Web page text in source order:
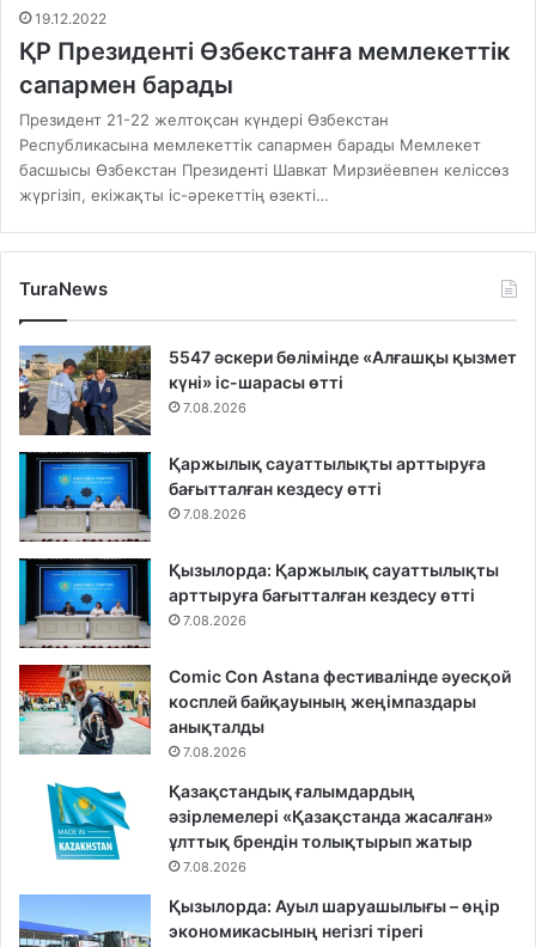
19.12.2022
ҚР Президенті Өзбекстанға мемлекеттік
сапармен барады
Президент 21-22 желтоқсан күндері Өзбекстан
Республикасына мемлекеттік сапармен барады Мемлекет
басшысы Өзбекстан Президенті Шавкат Мирзиёевпен келіссөз
жүргізіп, екіжақты іс-әрекеттің өзекті…
TuraNews
5547 әскери бөлімінде «Алғашқы қызмет
күні» іс-шарасы өтті
7.08.2026
Қаржылық сауаттылықты арттыруға
бағытталған кездесу өтті
7.08.2026
Қызылорда: Қаржылық сауаттылықты
арттыруға бағытталған кездесу өтті
7.08.2026
Comic Con Astana фестивалінде әуесқой
косплей байқауының жеңімпаздары
анықталды
7.08.2026
Қазақстандық ғалымдардың
әзірлемелері «Қазақстанда жасалған»
ұлттық брендін толықтырып жатыр
7.08.2026
Қызылорда: Ауыл шаруашылығы – өңір
экономикасының негізгі тірегі